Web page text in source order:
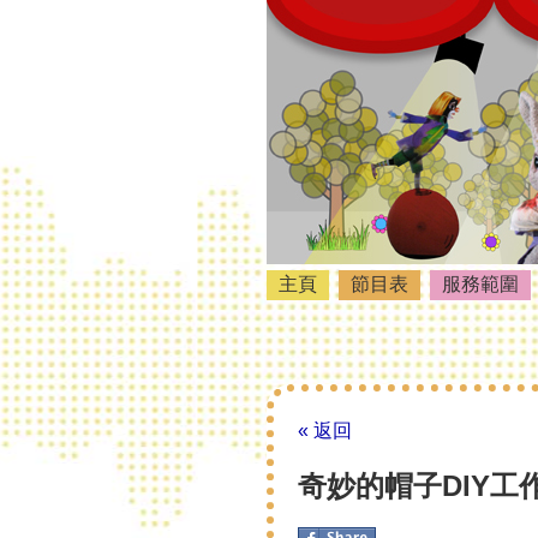
主頁 節目表 服務範圍
« 返回
奇妙的帽子DIY工